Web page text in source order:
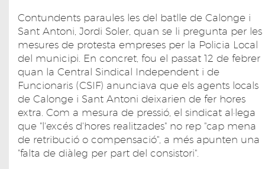
Contundents paraules les del batlle de Calonge i
Sant Antoni, Jordi Soler, quan se li pregunta per les
mesures de protesta empreses per la Policia Local
del municipi. En concret, fou el passat 12 de febrer
quan la Central Sindical Independent i de
Funcionaris (CSIF) anunciava que els agents locals
de Calonge i Sant Antoni deixarien de fer hores
extra. Com a mesura de pressió, el sindicat al·lega
que "l'excés d'hores realitzades" no rep "cap mena
de retribució o compensació", a més apunten una
"falta de diàleg per part del consistori".